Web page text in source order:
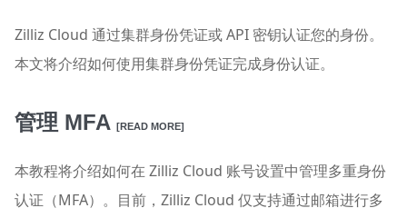
Zilliz Cloud 通过集群身份凭证或 API 密钥认证您的身份。
本文将介绍如何使用集群身份凭证完成身份认证。
管理 MFA [READ MORE]
本教程将介绍如何在 Zilliz Cloud 账号设置中管理多重身份
认证（MFA）。目前，Zilliz Cloud 仅支持通过邮箱进行多